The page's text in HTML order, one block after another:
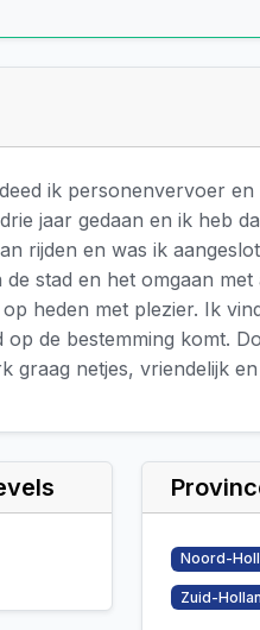
ik personenvervoer
jaar gedaan en ik heb
rijden en was ik
stad en het omgaan
heden met plezier. Ik
de bestemming komt.
graag netjes, vriendelijk
Noord-
Zuid-